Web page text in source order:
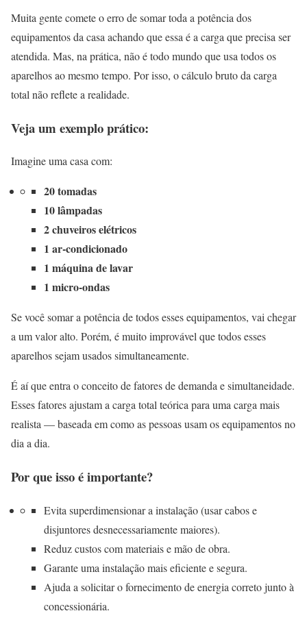
Muita gente comete o erro de somar toda a potência dos
equipamentos da casa achando que essa é a carga que precisa ser
atendida. Mas, na prática, não é todo mundo que usa todos os
aparelhos ao mesmo tempo. Por isso, o cálculo bruto da carga
total não reflete a realidade.
Veja um exemplo prático:
Imagine uma casa com:
20 tomadas
10 lâmpadas
2 chuveiros elétricos
1 ar-condicionado
1 máquina de lavar
1 micro-ondas
Se você somar a potência de todos esses equipamentos, vai chegar
a um valor alto. Porém, é muito improvável que todos esses
aparelhos sejam usados simultaneamente.
É aí que entra o conceito de fatores de demanda e simultaneidade.
Esses fatores ajustam a carga total teórica para uma carga mais
realista — baseada em como as pessoas usam os equipamentos no
dia a dia.
Por que isso é importante?
Evita superdimensionar a instalação (usar cabos e
disjuntores desnecessariamente maiores).
Reduz custos com materiais e mão de obra.
Garante uma instalação mais eficiente e segura.
Ajuda a solicitar o fornecimento de energia correto junto à
concessionária.